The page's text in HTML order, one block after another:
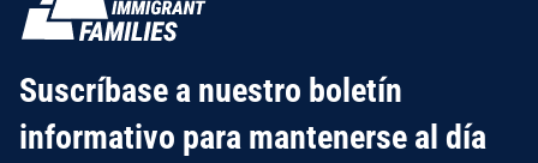
Suscríbase a nuestro boletín
informativo para mantenerse al día